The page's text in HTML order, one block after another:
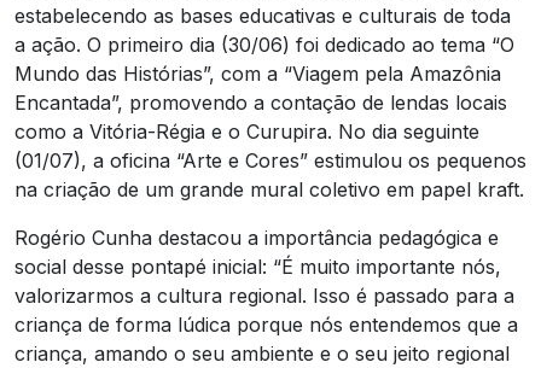
estabelecendo as bases educativas e culturais de toda
a ação. O primeiro dia (30/06) foi dedicado ao tema “O
Mundo das Histórias”, com a “Viagem pela Amazônia
Encantada”, promovendo a contação de lendas locais
como a Vitória-Régia e o Curupira. No dia seguinte
(01/07), a oficina “Arte e Cores” estimulou os pequenos
na criação de um grande mural coletivo em papel kraft.
Rogério Cunha destacou a importância pedagógica e
social desse pontapé inicial: “É muito importante nós,
valorizarmos a cultura regional. Isso é passado para a
criança de forma lúdica porque nós entendemos que a
criança, amando o seu ambiente e o seu jeito regional